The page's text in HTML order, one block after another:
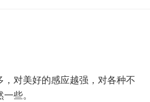
对美好的感应越强，对各种不
些。